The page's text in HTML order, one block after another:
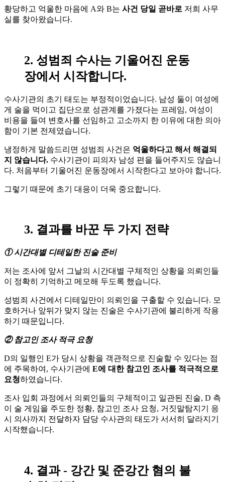
황당하고 억울한 마음에 A와 B는 사건 당일 곧바로 저희 사무
실를 찾아왔습니다.
2. 성범죄 수사는 기울어진 운동
장에서 시작합니다.
수사기관의 초기 태도는 부정적이었습니다. 남성 둘이 여성에
게 술을 먹이고 집단으로 성관계를 가졌다는 프레임, 여성이
비용을 들여 변호사를 선임하고 고소까지 한 이유에 대한 의아
함이 기본 전제였습니다.
냉정하게 말씀드리면 성범죄 사건은 억울하다고 해서 해결되
지 않습니다. 수사기관이 피의자 남성 편을 들어주지도 않습니
다. 처음부터 기울어진 운동장에서 시작한다고 보아야 합니다.
그렇기 때문에 초기 대응이 더욱 중요합니다.
3. 결과를 바꾼 두 가지 전략
① 시간대별 디테일한 진술 준비
저는 조사에 앞서 그날의 시간대별 구체적인 상황을 의뢰인들
이 정확히 기억하고 메모해 두도록 했습니다.
성범죄 사건에서 디테일만이 의뢰인을 구출할 수 있습니다. 모
호하거나 앞뒤가 맞지 않는 진술은 수사기관에 불리하게 작용
하기 때문입니다.
② 참고인 조사 적극 요청
D의 일행인 E가 당시 상황을 객관적으로 진술할 수 있다는 점
에 주목하여, 수사기관에 E에 대한 참고인 조사를 적극적으로
요청하였습니다.
조사 입회 과정에서 의뢰인들의 구체적이고 일관된 진술, D 측
이 술 게임을 주도한 정황, 참고인 조사 요청, 거짓말탐지기 응
시 의사까지 전달하자 담당 수사관의 태도가 서서히 달라지기
시작했습니다.
4. 결과 - 강간 및 준강간 혐의 불